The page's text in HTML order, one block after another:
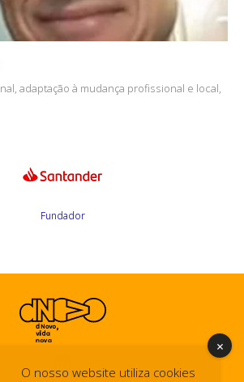
adaptação à mudança profissional e local,
Fundador
O nosso website utiliza cookies